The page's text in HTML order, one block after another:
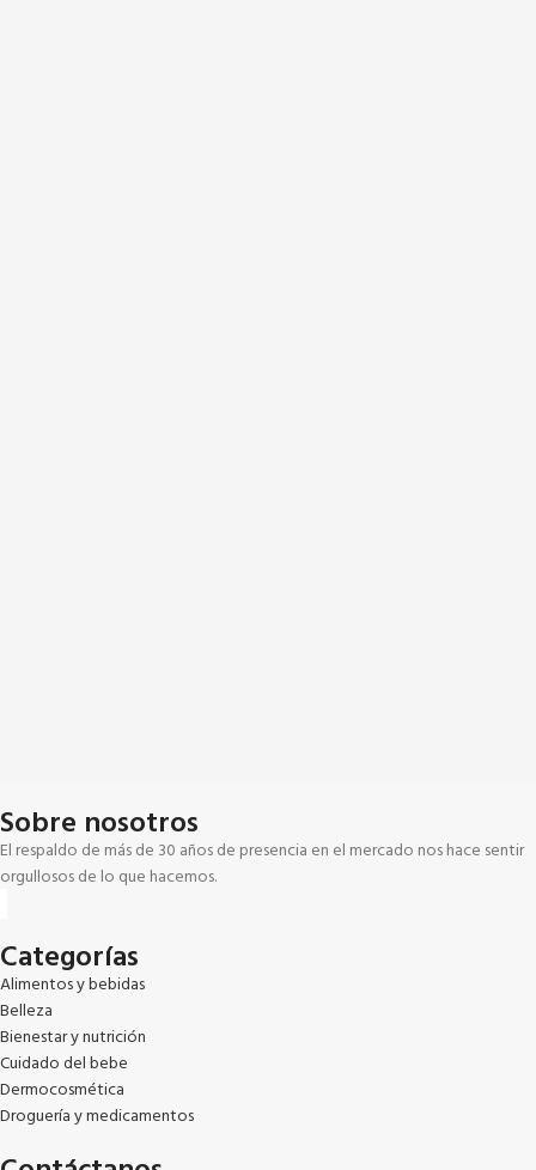
Sobre nosotros
El respaldo de más de 30 años de presencia en el mercado nos hace sentir
orgullosos de lo que hacemos.
Categorías
Alimentos y bebidas
Belleza
Bienestar y nutrición
Cuidado del bebe
Dermocosmética
Droguería y medicamentos